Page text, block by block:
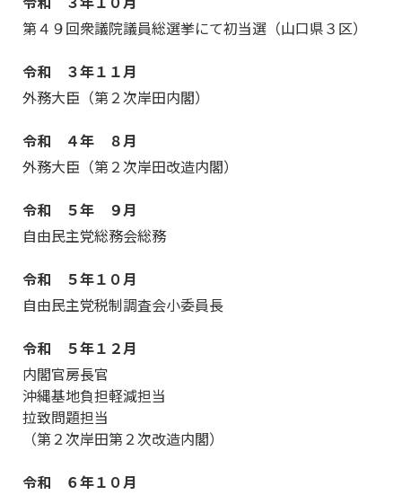
第４９回衆議院議員総選挙にて初当選（山口県３区）
令和 ３年１１月
外務大臣（第２次岸田内閣）
令和 ４年 ８月
外務大臣（第２次岸田改造内閣）
令和 ５年 ９月
自由民主党総務会総務
令和 ５年１０月
自由民主党税制調査会小委員長
令和 ５年１２月
内閣官房長官
沖縄基地負担軽減担当
拉致問題担当
（第２次岸田第２次改造内閣）
令和 ６年１０月